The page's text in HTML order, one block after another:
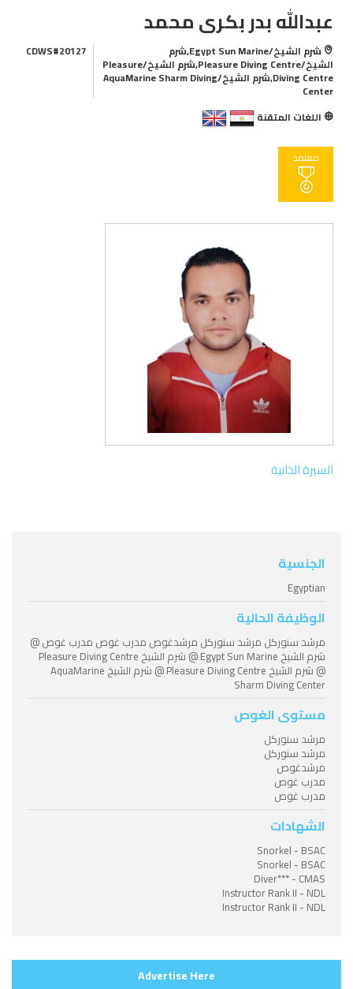
عبدالله بدر بكرى محمد
شرم الشيخ/Egypt Sun Marine,شرم
الشيخ/Pleasure Diving Centre,شرم الشيخ/Pleasure
Diving Centre,شرم الشيخ/AquaMarine Sharm Diving
Center
CDWS#20127
اللغات المتقنة
معتمد
السيرة الذاتية
الجنسية
Egyptian
الوظيفة الحالية
مرشد سنوركل مرشد سنوركل مرشدغوص مدرب غوص مدرب غوص @
شرم الشيخ Egypt Sun Marine @ شرم الشيخ Pleasure Diving Centre
@ شرم الشيخ Pleasure Diving Centre @ شرم الشيخ AquaMarine
Sharm Diving Center
مستوى الغوص
مرشد سنوركل
مرشد سنوركل
مرشدغوص
مدرب غوص
مدرب غوص
الشهادات
Snorkel - BSAC
Snorkel - BSAC
Diver*** - CMAS
Instructor Rank II - NDL
Instructor Rank II - NDL
Advertise Here